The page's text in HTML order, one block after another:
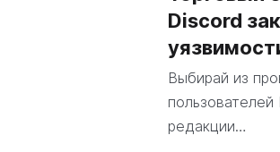
Discord
Выбирай из
редакции…